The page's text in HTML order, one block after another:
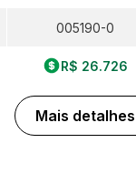
005190-0
R$ 26.726
Mais detalhes